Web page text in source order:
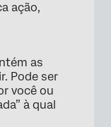
ação,
as
Pode ser
você ou
à qual